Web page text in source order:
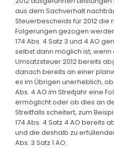
aus dem Sachverhalt
Steuerbescheids für 2012 die
Folgerungen gezogen
174 Abs. 4 Satz 3 und 4 AO
selbst dann möglich ist, wenn
Umsatzsteuer 2012 bereits
danach bereits an einer
es im Übrigen unerheblich,
Abs. 4 AO im Streitjahr eine
ermöglicht oder ob dies an
Streitfalls scheitert, zum
174 Abs. 4 Satz 4 AO bereits
und die deshalb zu
Abs. 3 Satz 1 AO.